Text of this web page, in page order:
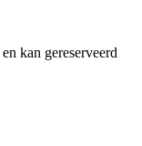
kan gereserveerd